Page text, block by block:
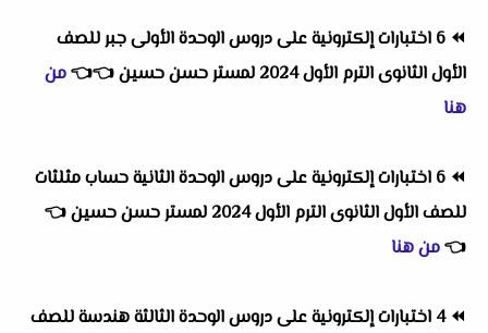
⏪
6 اختبارات إلكترونية على دروس الوحدة الأولى جبر للصف
الأول الثانوى الترم الأول 2024 لمستر حسن حسين
👈
👈من
هنا
⏪
6 اختبارات إلكترونية على دروس الوحدة الثانية حساب مثلثات
للصف الأول الثانوى الترم الأول 2024 لمستر حسن حسين
👈
👈من هنا
⏪ 4 اختبارات إلكترونية على دروس الوحدة الثالثة هندسة للصف